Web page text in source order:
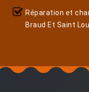
Réparation et
Braud Et Saint